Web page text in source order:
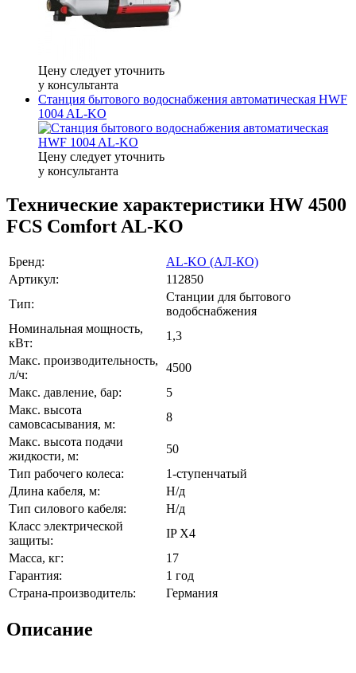
Цену следует уточнить
у консультанта
Станция бытового водоснабжения автоматическая HWF
1004 AL-KO
Цену следует уточнить
у консультанта
Технические характеристики HW 4500
FCS Comfort AL-KO
Бренд:
AL-KO (АЛ-КО)
Артикул:
112850
Тип:
Станции для бытового
водобснабжения
Номинальная мощность,
кВт:
1,3
Макс. производительность,
л/ч:
4500
Макс. давление, бар:
5
Макс. высота
самовсасывания, м:
8
Макс. высота подачи
жидкости, м:
50
Тип рабочего колеса:
1-ступенчатый
Длина кабеля, м:
Н/д
Тип силового кабеля:
Н/д
Класс электрической
защиты:
IP X4
Масса, кг:
17
Гарантия:
1 год
Страна-производитель:
Германия
Описание